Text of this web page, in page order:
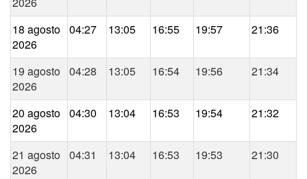
18 agosto
2026
04:27 13:05 16:55 19:57 21:36
19 agosto
2026
04:28 13:05 16:54 19:56 21:34
20 agosto
2026
04:30 13:04 16:53 19:54 21:32
21 agosto
2026
04:31 13:04 16:53 19:53 21:30